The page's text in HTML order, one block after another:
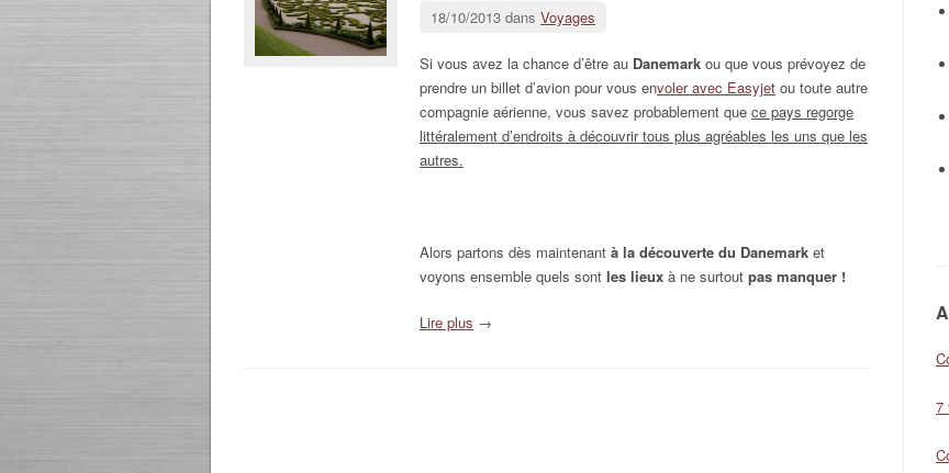
18/10/2013 dans Voyages
Si vous avez la chance d’être au Danemark ou que vous prévoyez de
prendre un billet d’avion pour vous envoler avec Easyjet ou toute autre
compagnie aérienne, vous savez probablement que ce pays regorge
littéralement d’endroits à découvrir tous plus agréables les uns que les
autres.
Alors partons dès maintenant à la découverte du Danemark et
voyons ensemble quels sont les lieux à ne surtout pas manquer !
Lire plus →
7